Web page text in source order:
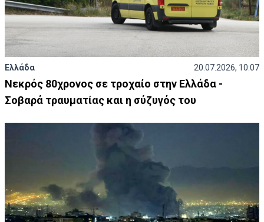
Ελλάδα 20.07.2026, 10:07
Νεκρός 80χρονος σε τροχαίο στην Ελλάδα -
Σοβαρά τραυματίας και η σύζυγός του